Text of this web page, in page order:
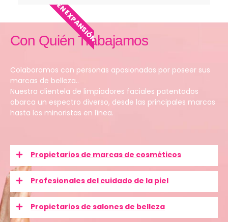
EN EXPANSIÓN
Con Quién Trabajamos
Colaboramos con personas apasionadas por poseer sus
marcas de belleza..
Nuestra clientela de limpiadores faciales patentados
abarca un espectro diverso, desde las principales marcas
hasta los minoristas en línea.
Propietarios de marcas de cosméticos
Profesionales del cuidado de la piel
Propietarios de salones de belleza